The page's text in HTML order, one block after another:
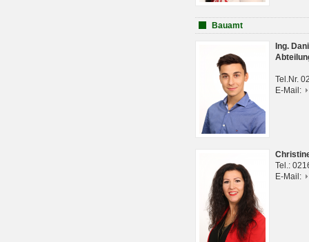
Bauamt
Ing.
Tel.Nr.
E-Mail:
Tel.:
E-Mail: